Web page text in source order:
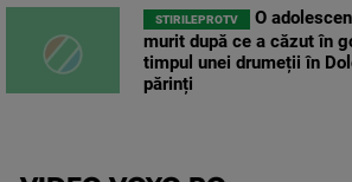
STIRILEPROTV
O
murit după ce a căzut în
timpul unei drumeții în
părinți